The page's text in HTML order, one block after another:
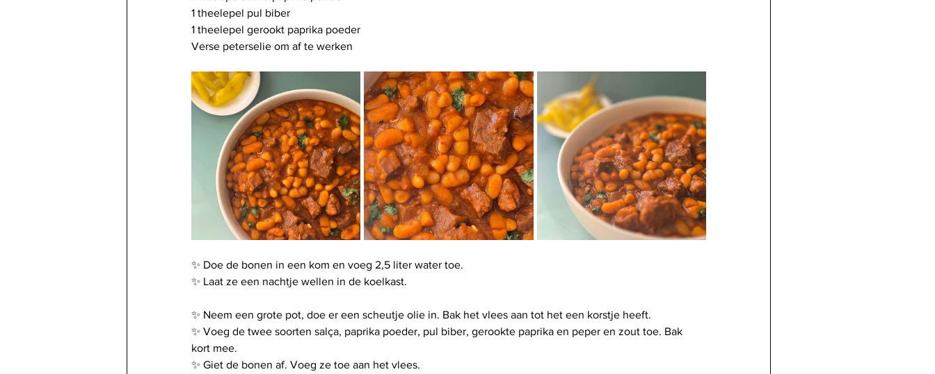
1 theelepel pul biber
1 theelepel gerookt paprika poeder
Verse peterselie om af te werken
✨ Doe de bonen in een kom en voeg 2,5 liter water toe.
✨ Laat ze een nachtje wellen in de koelkast.
✨ Neem een grote pot, doe er een scheutje olie in. Bak het vlees aan tot het een korstje heeft.
✨ Voeg de twee soorten salça, paprika poeder, pul biber, gerookte paprika en peper en zout toe. Bak
kort mee.
✨ Giet de bonen af. Voeg ze toe aan het vlees.